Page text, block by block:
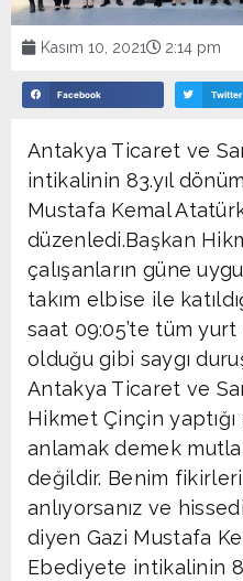
Kasım 10, 2021 2:14 pm
Facebook Twitter
Antakya Ticaret ve
intikalinin 83.yıl
Mustafa Kemal
düzenledi.Başkan
çalışanların güne
takım elbise ile
saat 09:05’te tüm
olduğu gibi saygı
Antakya Ticaret ve
Hikmet Çinçin yaptığı
anlamak demek
değildir. Benim
anlıyorsanız ve
diyen Gazi Mustafa
Ebediyete intikalinin